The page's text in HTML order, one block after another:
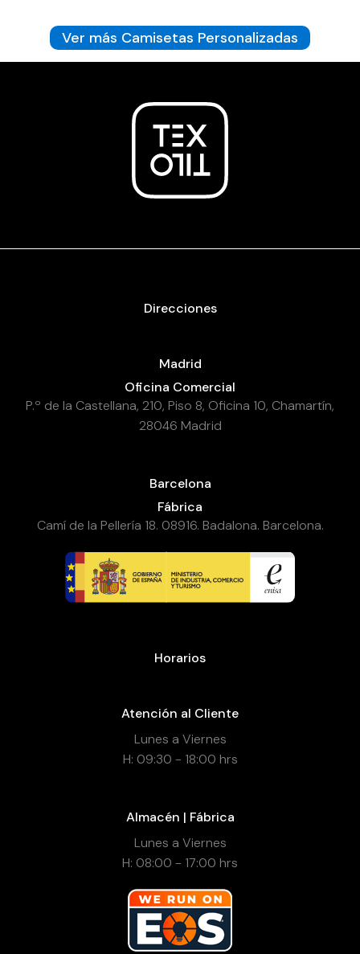
Ver más Camisetas Personalizadas
Direcciones
Madrid
Oficina Comercial
P.º de la Castellana, 210, Piso 8, Oficina 10, Chamartín,
28046 Madrid
Barcelona
Fábrica
Camí de la Pellería 18. 08916. Badalona. Barcelona.
Horarios
Atención al Cliente
Lunes a Viernes
H: 09:30 - 18:00 hrs
Almacén | Fábrica
Lunes a Viernes
H: 08:00 - 17:00 hrs